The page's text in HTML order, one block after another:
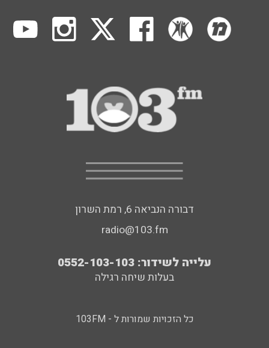
דבורה הנביאה 6, רמת השרון
radio@103.fm
עלייה לשידור: 0552-103-103
בעלות שיחה רגילה
כל הזכויות שמורות ל - 103FM